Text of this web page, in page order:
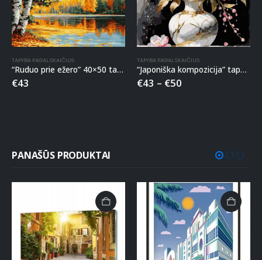
TAPYBA PAGAL SKAIČIUS
“Ruduo prie ežero” 40×50 tapyba pagal skaičius
€43
TAPYBA PAGAL SKAIČIUS
“Japoniška kompozicija” tapyba pagal skaičius
€43 – €50
PANAŠŪS PRODUKTAI